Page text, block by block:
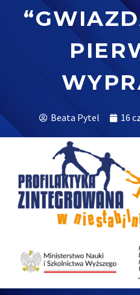
Beata Pytel 16